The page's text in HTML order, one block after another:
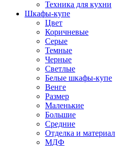
Техника для кухни
Шкафы-купе
Цвет
Коричневые
Серые
Темные
Черные
Светлые
Белые шкафы-купе
Венге
Размер
Маленькие
Большие
Средние
Отделка и материал
МДФ